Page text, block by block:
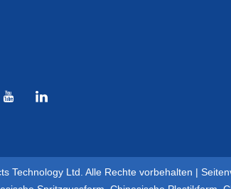
Technology Ltd. Alle Rechte vorbehalten |